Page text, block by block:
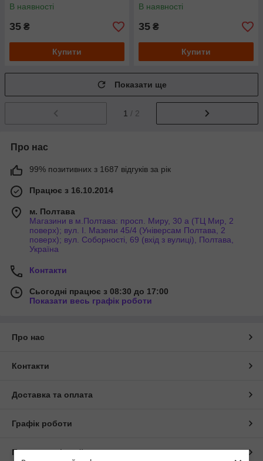
В наявності
35 ₴
Купити
В наявності
35 ₴
Купити
Показати ще
1 / 2
Про нас
99% позитивних з 1687 відгуків за рік
Працює з 16.10.2014
м. Полтава
Магазини в м.Полтава: просп. Миру, 30 а (ТЦ Мир, 2
поверх); вул. І. Мазепи 45/4 (Універсам Полтава, 2
поверх); вул. Соборності, 69 (вхід з вулиці), Полтава,
Україна
Контакти
Сьогодні працює з 08:30 до 17:00
Показати весь графік роботи
Про нас
Контакти
Доставка та оплата
Графік роботи
Повна версія сайту